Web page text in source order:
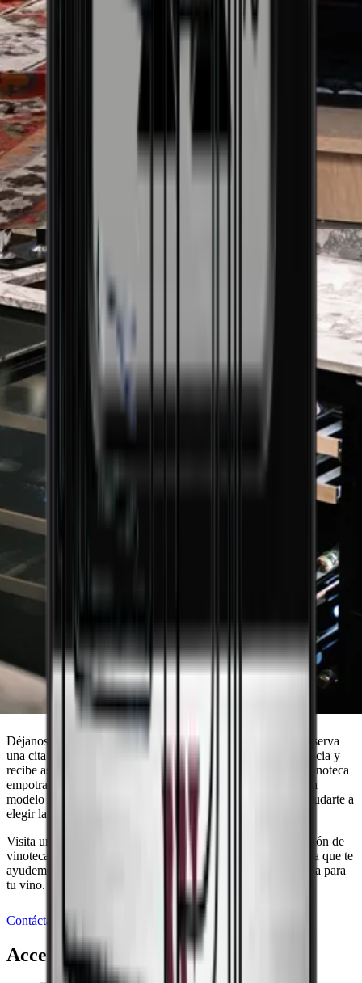
¿Necesitas asesoramiento para encontrar
la vinoteca que se adapte a tus
necesidades?
Déjanos ayudarte a encontrar la solución perfecta para ti. Reserva
una cita con uno de nuestros asesores de ventas con experiencia y
recibe asesoramiento personalizado. Tanto si necesitas una vinoteca
empotrada y discreta para tu cocina recién renovada como un
modelo independiente para tu bodega, estamos listos para ayudarte a
elegir la vinoteca adecuada.
Visita uno de nuestros showrooms y descubre nuestra selección de
vinotecas de alta calidad, o reserva una cita hoy mismo y deja que te
ayudemos a encontrar la solución de almacenamiento perfecta para
tu vino.
Contáctanos
Accesorios relacionados